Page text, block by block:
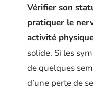
Vérifier son
pratiquer le
activité
solide. Si les
de quelques
d’une perte de